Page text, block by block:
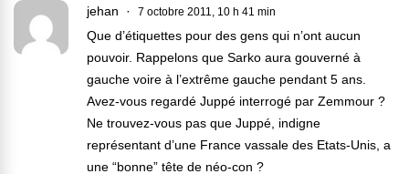
jehan 7 octobre 2011, 10 h 41 min
Que d’étiquettes pour des gens qui n’ont aucun
pouvoir. Rappelons que Sarko aura gouverné à
gauche voire à l’extrême gauche pendant 5 ans.
Avez-vous regardé Juppé interrogé par Zemmour ?
Ne trouvez-vous pas que Juppé, indigne
représentant d’une France vassale des Etats-Unis, a
une “bonne” tête de néo-con ?